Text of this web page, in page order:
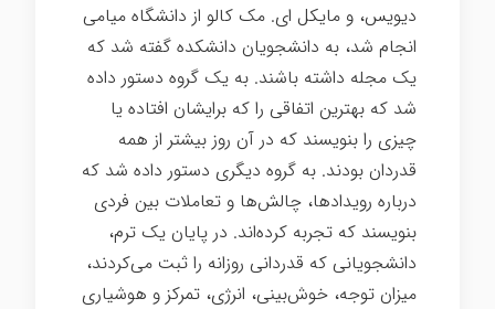
دیویس، و مایکل ای. مک کالو از دانشگاه میامی
انجام شد، به دانشجویان دانشکده گفته شد که
یک مجله داشته باشند. به یک گروه دستور داده
شد که بهترین اتفاقی را که برایشان افتاده یا
چیزی را بنویسند که در آن روز بیشتر از همه
قدردان بودند. به گروه دیگری دستور داده شد که
درباره رویدادها، چالش‌ها و تعاملات بین فردی
بنویسند که تجربه کرده‌اند. در پایان یک ترم،
دانشجویانی که قدردانی روزانه را ثبت می‌کردند،
میزان توجه، خوش‌بینی، انرژی، تمرکز و هوشیاری